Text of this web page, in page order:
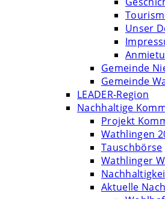
Unser
Gemeinde
Gemeinde
LEADER-Region
Nachhaltige
Projekt
Wathlingen
Tauschbörse
Wathlinger
Aktuelle